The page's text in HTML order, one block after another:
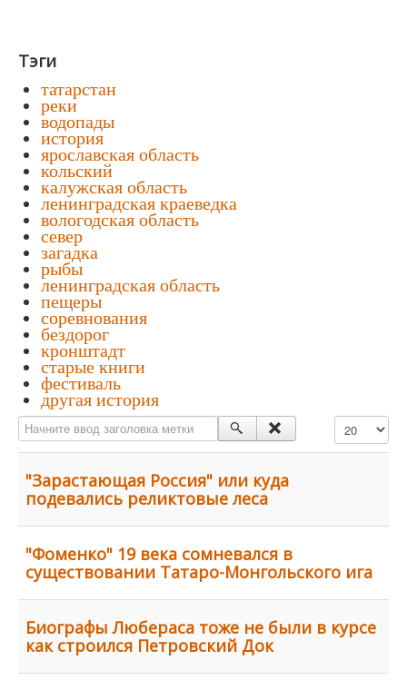
Тэги
татарстан
реки
водопады
история
ярославская область
кольский
калужская область
ленинградская краеведка
вологодская область
север
загадка
рыбы
ленинградская область
пещеры
соревнования
бездорог
кронштадт
старые книги
фестиваль
другая история
Начните ввод заголовка метки Кол-во строк:
"Зарастающая Россия" или куда
подевались реликтовые леса
"Фоменко" 19 века сомневался в
существовании Татаро-Монгольского ига
Биографы Любераса тоже не были в курсе
как строился Петровский Док